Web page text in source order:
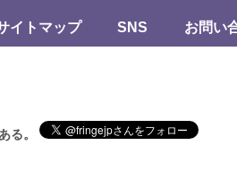
イトマップ SNS お問い
る。